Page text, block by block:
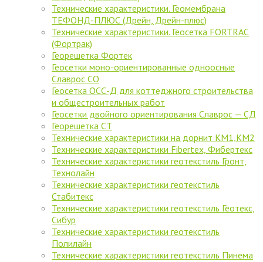
Технические характеристики. Геомембрана
ТЕФОНД-ПЛЮС (Дрейн, Дрейн-плюс)
Технические характеристики. Геосетка FORTRAC
(Фортрак)
Георешетка Фортек
Геосетки моно-ориентированные одноосные
Славрос СО
Геосетка ОСС-Д для коттеджного строительства
и общестроительных работ
Геосетки двойного ориентирования Славрос — СД
Георешетка СТ
Технические характеристики на дорнит КМ1,КМ2
Технические характеристики Fibertex, Фибертекс
Технические характеристики геотекстиль Гронт,
Технолайн
Технические характеристики геотекстиль
Стабитекс
Технические характеристики геотекстиль Геотекс,
Сибур
Технические характеристики геотекстиль
Полилайн
Технические характеристики геотекстиль Пинема